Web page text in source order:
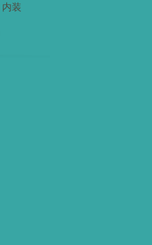
装